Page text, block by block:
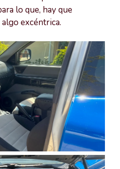
lo que, hay que
excéntrica.